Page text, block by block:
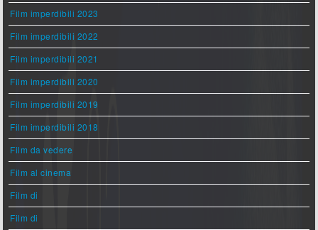
Film imperdibili 2023
Film imperdibili 2022
Film imperdibili 2021
Film imperdibili 2020
Film imperdibili 2019
Film imperdibili 2018
Film da vedere
Film al cinema
Film di
Film di